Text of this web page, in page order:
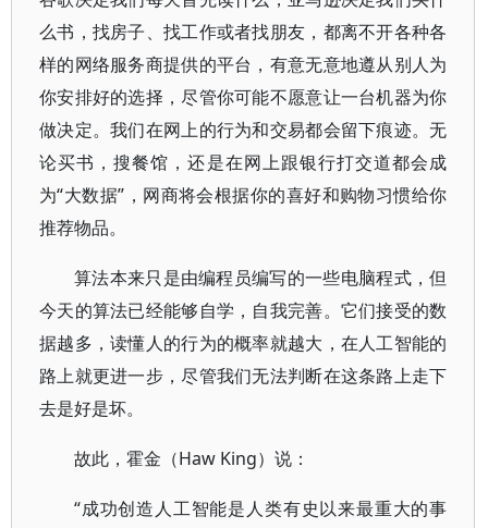
么书，找房子、找工作或者找朋友，都离不开各种各
样的网络服务商提供的平台，有意无意地遵从别人为
你安排好的选择，尽管你可能不愿意让一台机器为你
做决定。我们在网上的行为和交易都会留下痕迹。无
论买书，搜餐馆，还是在网上跟银行打交道都会成
为“大数据”，网商将会根据你的喜好和购物习惯给你
推荐物品。
算法本来只是由编程员编写的一些电脑程式，但
今天的算法已经能够自学，自我完善。它们接受的数
据越多，读懂人的行为的概率就越大，在人工智能的
路上就更进一步，尽管我们无法判断在这条路上走下
去是好是坏。
故此，霍金（Haw King）说：
“成功创造人工智能是人类有史以来最重大的事